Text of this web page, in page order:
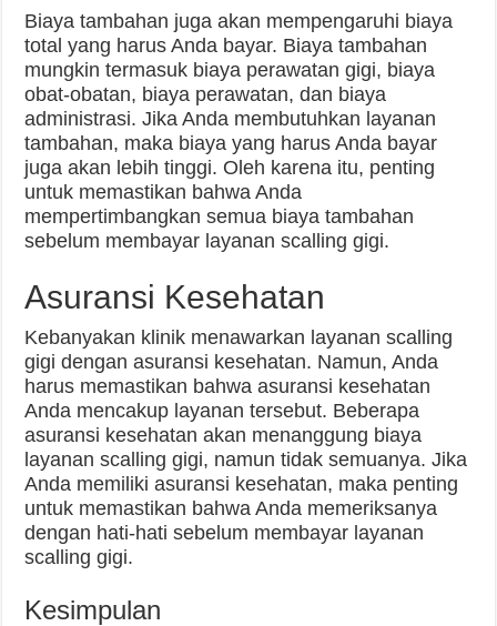
Biaya tambahan juga akan mempengaruhi biaya
total yang harus Anda bayar. Biaya tambahan
mungkin termasuk biaya perawatan gigi, biaya
obat-obatan, biaya perawatan, dan biaya
administrasi. Jika Anda membutuhkan layanan
tambahan, maka biaya yang harus Anda bayar
juga akan lebih tinggi. Oleh karena itu, penting
untuk memastikan bahwa Anda
mempertimbangkan semua biaya tambahan
sebelum membayar layanan scalling gigi.
Asuransi Kesehatan
Kebanyakan klinik menawarkan layanan scalling
gigi dengan asuransi kesehatan. Namun, Anda
harus memastikan bahwa asuransi kesehatan
Anda mencakup layanan tersebut. Beberapa
asuransi kesehatan akan menanggung biaya
layanan scalling gigi, namun tidak semuanya. Jika
Anda memiliki asuransi kesehatan, maka penting
untuk memastikan bahwa Anda memeriksanya
dengan hati-hati sebelum membayar layanan
scalling gigi.
Kesimpulan